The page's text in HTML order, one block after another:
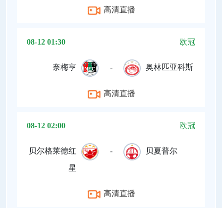
高清直播
08-12 01:30 欧冠
奈梅亨 - 奥林匹亚科斯
高清直播
08-12 02:00 欧冠
贝尔格莱德红
星
- 贝夏普尔
高清直播